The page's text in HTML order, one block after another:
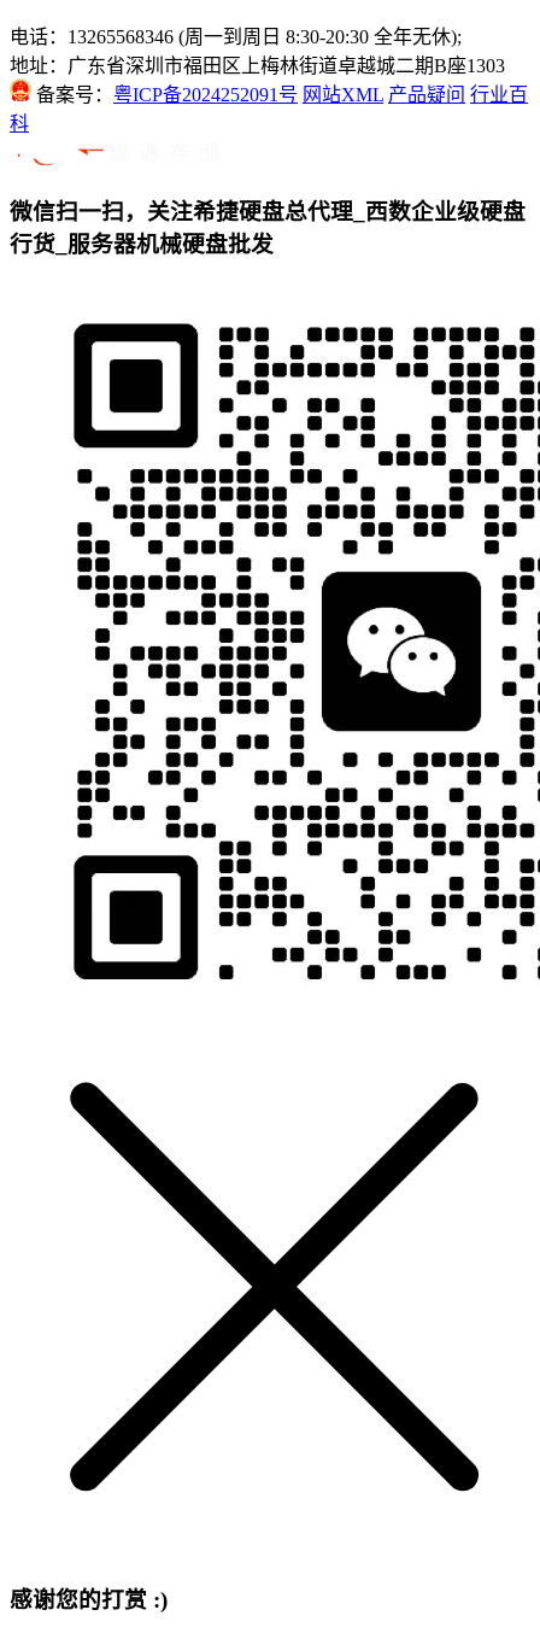
电话：13265568346 (周一到周日 8:30-20:30 全年无休);
地址：广东省深圳市福田区上梅林街道卓越城二期B座1303
备案号： 粤ICP备2024252091号 网站XML 产品疑问 行业百
科
微信扫一扫，关注希捷硬盘总代理_西数企业级硬盘
行货_服务器机械硬盘批发
感谢您的打赏 :)